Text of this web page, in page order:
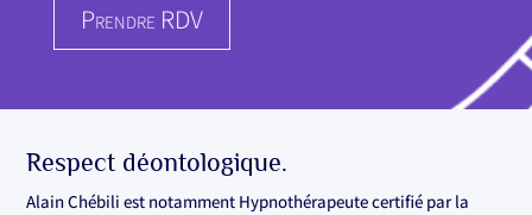
Prendre RDV
Respect déontologique.
Alain Chébili est notamment Hypnothérapeute certifié par la